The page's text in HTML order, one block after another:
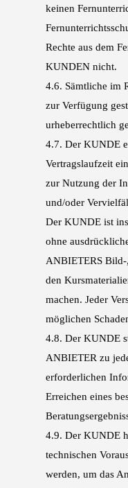
keinen
Fernunterrichts
Rechte aus dem
KUNDEN nicht.
4.6. Sämtliche im
zur Verfügung
urheberrechtlich
4.7. Der KUNDE
Vertragslaufzeit
zur Nutzung der
und/oder
Der KUNDE ist
ohne
ANBIETERS Bild-
den
machen. Jeder
möglichen
4.8. Der KUNDE
ANBIETER zu
erforderlichen In
Erreichen eines
4.9. Der KUNDE
technischen
werden, um das